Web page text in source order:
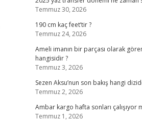
Temmuz 30, 2026
190 cm kaç feet’tir ?
Temmuz 24, 2026
Ameli imanın bir parçası olarak
hangisidir ?
Temmuz 3, 2026
Sezen Aksu’nun son bakış hangi
Temmuz 2, 2026
Ambar kargo hafta sonları çalışıyor
Temmuz 1, 2026